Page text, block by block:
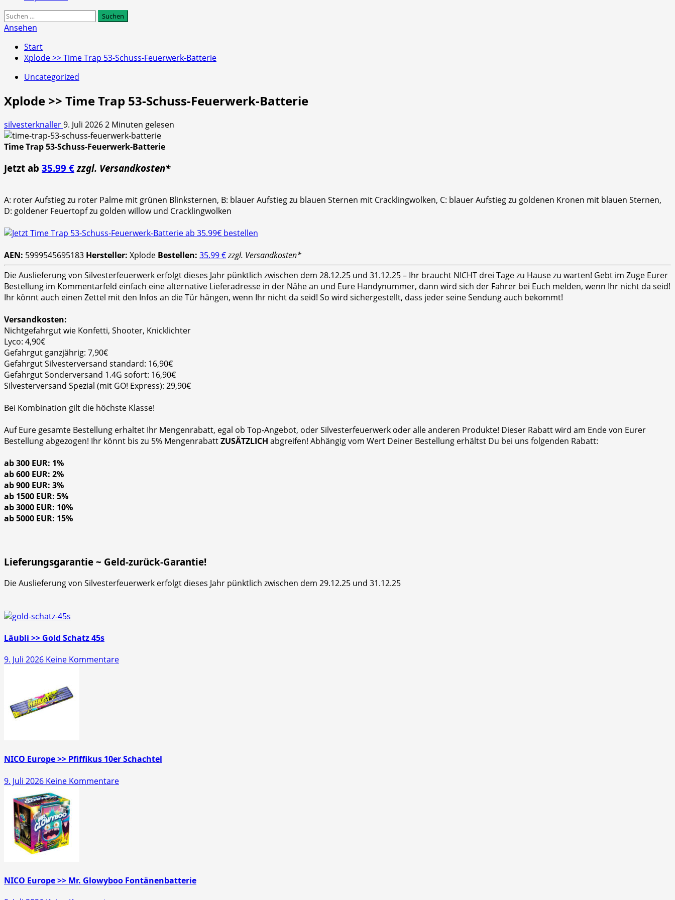
Suchen
nach:
Ansehen
Start
Xplode >> Time Trap 53-Schuss-Feuerwerk-Batterie
Uncategorized
Xplode >> Time Trap 53-Schuss-Feuerwerk-Batterie
silvesterknaller9. Juli 20262 Minuten gelesen
Time Trap 53-Schuss-Feuerwerk-Batterie
Jetzt ab 35.99 € zzgl. Versandkosten*
A: roter Aufstieg zu roter Palme mit grünen Blinksternen, B: blauer Aufstieg zu blauen Sternen mit Cracklingwolken, C: blauer Aufstieg zu goldenen Kronen mit blauen Sternen,
D: goldener Feuertopf zu golden willow und Cracklingwolken
AEN: 5999545695183 Hersteller: Xplode Bestellen: 35.99 €zzgl. Versandkosten*
Die Auslieferung von Silvesterfeuerwerk erfolgt dieses Jahr pünktlich zwischen dem 28.12.25 und 31.12.25 – Ihr braucht NICHT drei Tage zu Hause zu warten! Gebt im Zuge Eurer
Bestellung im Kommentarfeld einfach eine alternative Lieferadresse in der Nähe an und Eure Handynummer, dann wird sich der Fahrer bei Euch melden, wenn Ihr nicht da seid!
Ihr könnt auch einen Zettel mit den Infos an die Tür hängen, wenn Ihr nicht da seid! So wird sichergestellt, dass jeder seine Sendung auch bekommt!
Versandkosten:
Nichtgefahrgut wie Konfetti, Shooter, Knicklichter
Lyco: 4,90€
Gefahrgut ganzjährig: 7,90€
Gefahrgut Silvesterversand standard: 16,90€
Gefahrgut Sonderversand 1.4G sofort: 16,90€
Silvesterversand Spezial (mit GO! Express): 29,90€
Bei Kombination gilt die höchste Klasse!
Auf Eure gesamte Bestellung erhaltet Ihr Mengenrabatt, egal ob Top-Angebot, oder Silvesterfeuerwerk oder alle anderen Produkte! Dieser Rabatt wird am Ende von Eurer
Bestellung abgezogen! Ihr könnt bis zu 5% MengenrabattZUSÄTZLICH abgreifen! Abhängig vom Wert Deiner Bestellung erhältst Du bei uns folgenden Rabatt:
ab 300 EUR: 1%
ab 600 EUR: 2%
ab 900 EUR: 3%
ab 1500 EUR: 5%
ab 3000 EUR: 10%
ab 5000 EUR: 15%
Lieferungsgarantie ~ Geld-zurück-Garantie!
Die Auslieferung von Silvesterfeuerwerk erfolgt dieses Jahr pünktlich zwischen dem 29.12.25 und 31.12.25
Läubli >> Gold Schatz 45s
9. Juli 2026 Keine Kommentarezu
NICO Europe >> Pfiffikus 10er Schachtel
9. Juli 2026 Keine Kommentarezu
NICO Europe >> Mr. Glowyboo Fontänenbatterie